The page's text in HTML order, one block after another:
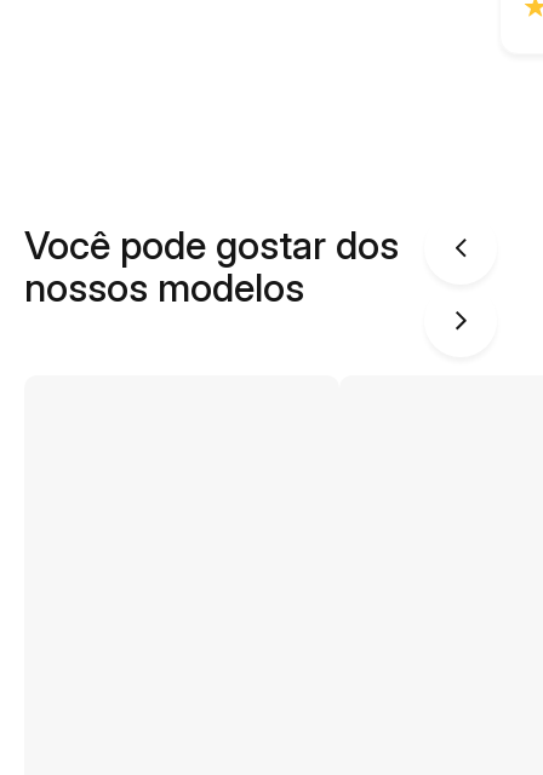
Você pode gostar dos
nossos modelos